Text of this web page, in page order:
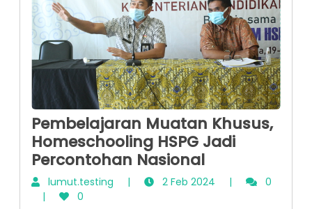
Pembelajaran Muatan Khusus,
Homeschooling HSPG Jadi
Percontohan Nasional
lumut.testing | 2 Feb 2024 |
0
|
0